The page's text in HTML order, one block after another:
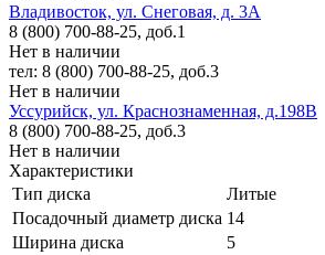
Владивосток, ул. Снеговая, д. 3А
8 (800) 700-88-25, доб.1
Нет в наличии
тел: 8 (800) 700-88-25, доб.3
Нет в наличии
Уссурийск, ул. Краснознаменная, д.198В
8 (800) 700-88-25, доб.3
Нет в наличии
Характеристики
Тип диска
Литые
Посадочный диаметр диска 14
Ширина диска
5